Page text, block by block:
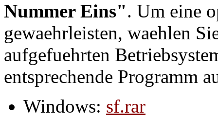
Nummer Eins". Um eine
gewaehrleisten, waehlen
aufgefuehrten
entsprechende Programm
Windows: sf.rar